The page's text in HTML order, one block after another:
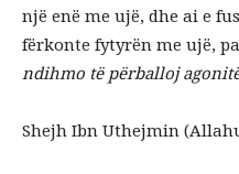
një enë me ujë, dhe ai e
fërkonte fytyrën me ujë,
ndihmo të përballoj
Shejh Ibn Uthejmin